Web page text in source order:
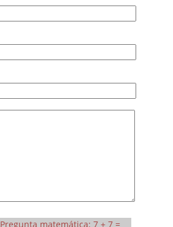
Pregunta matemática: 7 + 7 =